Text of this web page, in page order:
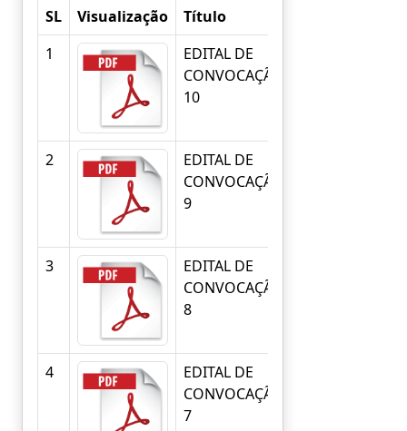
SL Visualização Título
1
EDITAL DE
CONVOCAÇÃO
10
2
EDITAL DE
CONVOCAÇÃO
9
3
EDITAL DE
CONVOCAÇÃO
8
4
EDITAL DE
CONVOCAÇÃO
7